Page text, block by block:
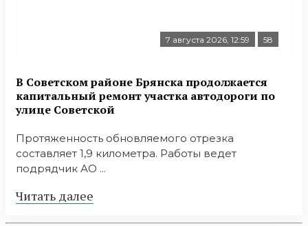
7 августа 2026, 12:59 58
В Советском районе Брянска продолжается
капитальный ремонт участка автодороги по
улице Советской
Протяженность обновляемого отрезка
составляет 1,9 километра. Работы ведет
подрядчик АО ...
Читать далее